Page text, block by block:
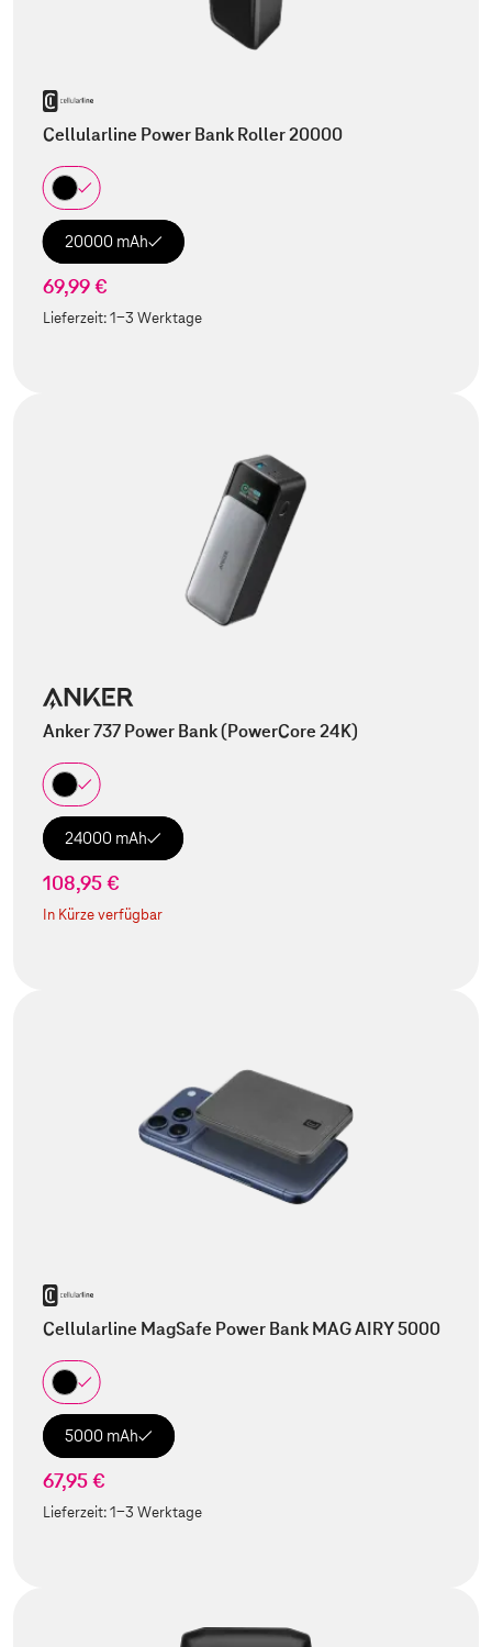
Cellularline Power Bank Roller 20000
20000 mAh
69,99 €
Lieferzeit:1-3 Werktage
Anker 737 Power Bank (PowerCore 24K)
24000 mAh
108,95 €
In Kürze verfügbar
Cellularline MagSafe Power Bank MAG AIRY 5000
5000 mAh
67,95 €
Lieferzeit:1-3 Werktage